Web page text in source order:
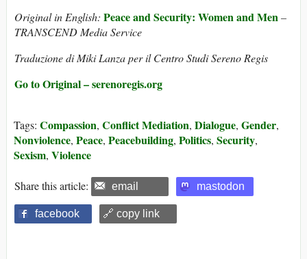
Original in English: Peace and Security: Women and Men–
TRANSCEND Media Service
Traduzione di Miki Lanza per il Centro Studi Sereno Regis
Go to Original – serenoregis.org
Tags: Compassion, Conflict Mediation, Dialogue, Gender,
Nonviolence, Peace, Peacebuilding, Politics, Security,
Sexism, Violence
Share this article: email mastodon
facebook 🔗 copy link